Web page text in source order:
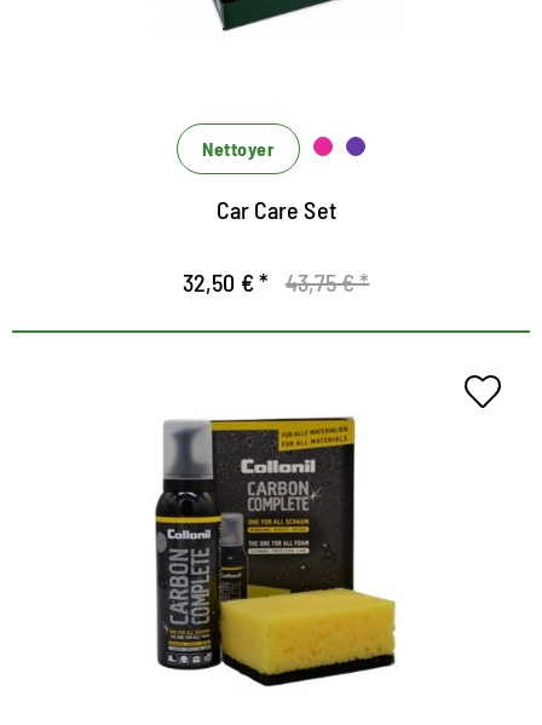
der Leather & Textile Cleaner entfernt zuverlässig
Alterung und Abnutzung vor
Nettoyer
Car Care Set
32,50 € * 43,75 € *
Nettoyage tout-en-un
Le moyen rapide de nettoyer, des chaussures
protégées et bien entretenues
Mousse très efficace pour des soins approfondis de
tous les matériaux
Avec effet d'imprégnation